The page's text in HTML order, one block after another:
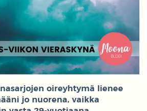
oireyhtymä lienee
jo nuorena, vaikka